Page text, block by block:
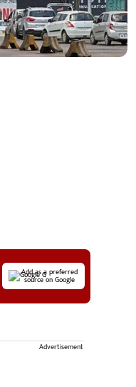
Add as a preferred
source on Google
Advertisement